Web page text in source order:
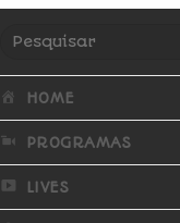
HOME
PROGRAMAS
LIVES